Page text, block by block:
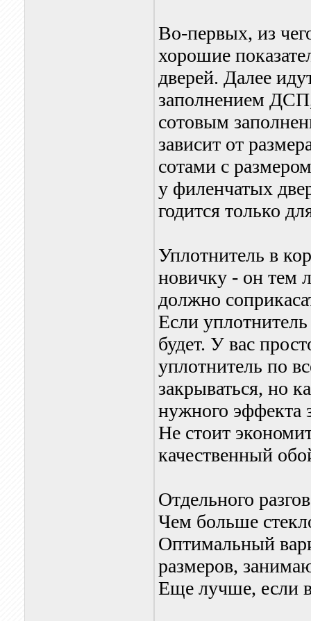
Во-первых, из
хорошие
дверей. Далее
заполнением
сотовым
зависит от
сотами с
у филенчатых
годится только
Уплотнитель в
новичку - он тем
должно
Если
будет. У вас
уплотнитель по
закрываться, но
нужного эффекта
Не стоит
качественный
Отдельного
Чем больше
Оптимальный
размеров,
Еще лучше, если